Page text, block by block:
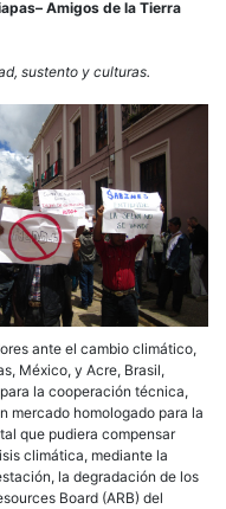
Amigos de la Tierra
sustento y culturas.
ante el cambio climático,
México, y Acre, Brasil,
la cooperación técnica,
mercado homologado para la
que pudiera compensar
climática, mediante la
la degradación de los
Board (ARB) del